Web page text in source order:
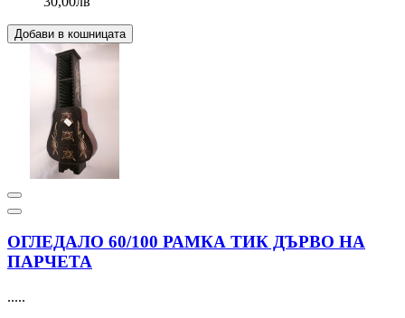
Добави в кошницата
ОГЛЕДАЛО 60/100 РАМКА ТИК ДЪРВО НА
ПАРЧЕТА
.....